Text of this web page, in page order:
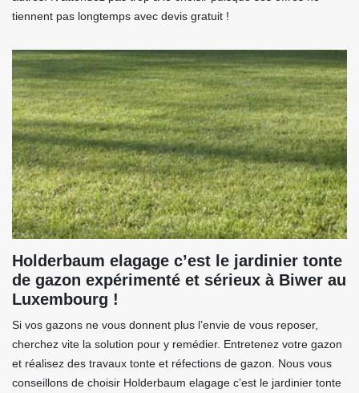
tiennent pas longtemps avec devis gratuit !
Holderbaum elagage c’est le jardinier tonte
de gazon expérimenté et sérieux à Biwer au
Luxembourg !
Si vos gazons ne vous donnent plus l’envie de vous reposer,
cherchez vite la solution pour y remédier. Entretenez votre gazon
et réalisez des travaux tonte et réfections de gazon. Nous vous
conseillons de choisir Holderbaum elagage c’est le jardinier tonte